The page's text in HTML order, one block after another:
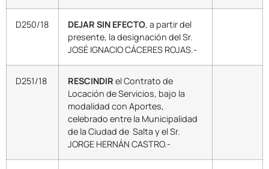
D250/18 DEJAR SIN EFECTO, a partir del
presente, la designación del Sr.
JOSÉ IGNACIO CÁCERES ROJAS.-
D251/18 RESCINDIR el Contrato de
Locación de Servicios, bajo la
modalidad con Aportes,
celebrado entre la Municipalidad
de la Ciudad de Salta y el Sr.
JORGE HERNÁN CASTRO.-